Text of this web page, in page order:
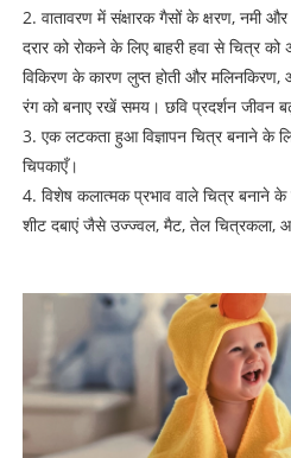
2. वातावरण में संक्षारक गैसों के क्षरण, नमी
दरार को रोकने के लिए बाहरी हवा से चित्र को
विकिरण के कारण लुप्त होती और
रंग को बनाए रखें समय। छवि प्रदर्शन जीवन
3. एक लटकता हुआ विज्ञापन चित्र बनाने के
चिपकाएँ।
4. विशेष कलात्मक प्रभाव वाले चित्र बनाने के
शीट दबाएं जैसे उज्ज्वल, मैट, तेल चित्रकला,